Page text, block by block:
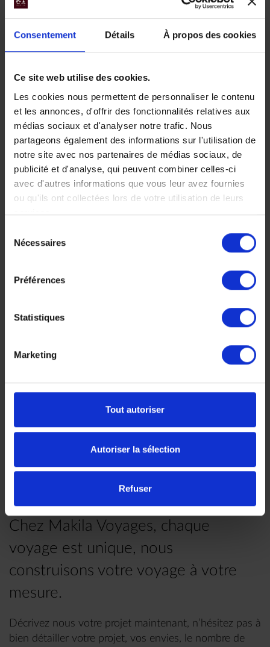
Consentement Détails À propos des cookies
Ce site web utilise des cookies.
Les cookies nous permettent de personnaliser le contenu
et les annonces, d'offrir des fonctionnalités relatives aux
médias sociaux et d'analyser notre trafic. Nous
partageons également des informations sur l'utilisation de
notre site avec nos partenaires de médias sociaux, de
publicité et d'analyse, qui peuvent combiner celles-ci
avec d'autres informations que vous leur avez fournies
ou qu'ils ont collectées lors de votre utilisation de leurs
services.
Nécessaires
Préférences
Statistiques
Marketing
Tout autoriser
Autoriser la sélection
Refuser
Mahale
Les chimpanzés
à Mahale et le
parc de Katavi
Une Afrique méconnue et
Goodall sur les rives du
Voyage Tanzanie
Faites nous part de vos
envies
Chez Makila Voyages, chaque
voyage est unique, nous
construisons votre voyage à votre
mesure.
Décrivez nous votre projet maintenant, n’hésitez pas à
bien détailler votre projet, vos envies, le nombre de